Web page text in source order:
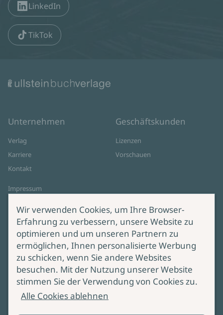
LinkedIn
TikTok
Unternehmen
Verlag
Karriere
Kontakt
Impressum
Cookie-Einstellungen
AGB Online Shop
Geschäftskunden
Lizenzen
Vorschauen
Service
Lieferung & Versand
Produktsicherheit
Bei Fragen zur Produktsicherheit
wenden Sie sich bitte an
Wir verwenden Cookies, um Ihre Browser-
Erfahrung zu verbessern, unsere Website zu
optimieren und um unseren Partnern zu
ermöglichen, Ihnen personalisierte Werbung
zu schicken, wenn Sie andere Websites
besuchen. Mit der Nutzung unserer Website
stimmen Sie der Verwendung von Cookies zu.
Alle Cookies ablehnen